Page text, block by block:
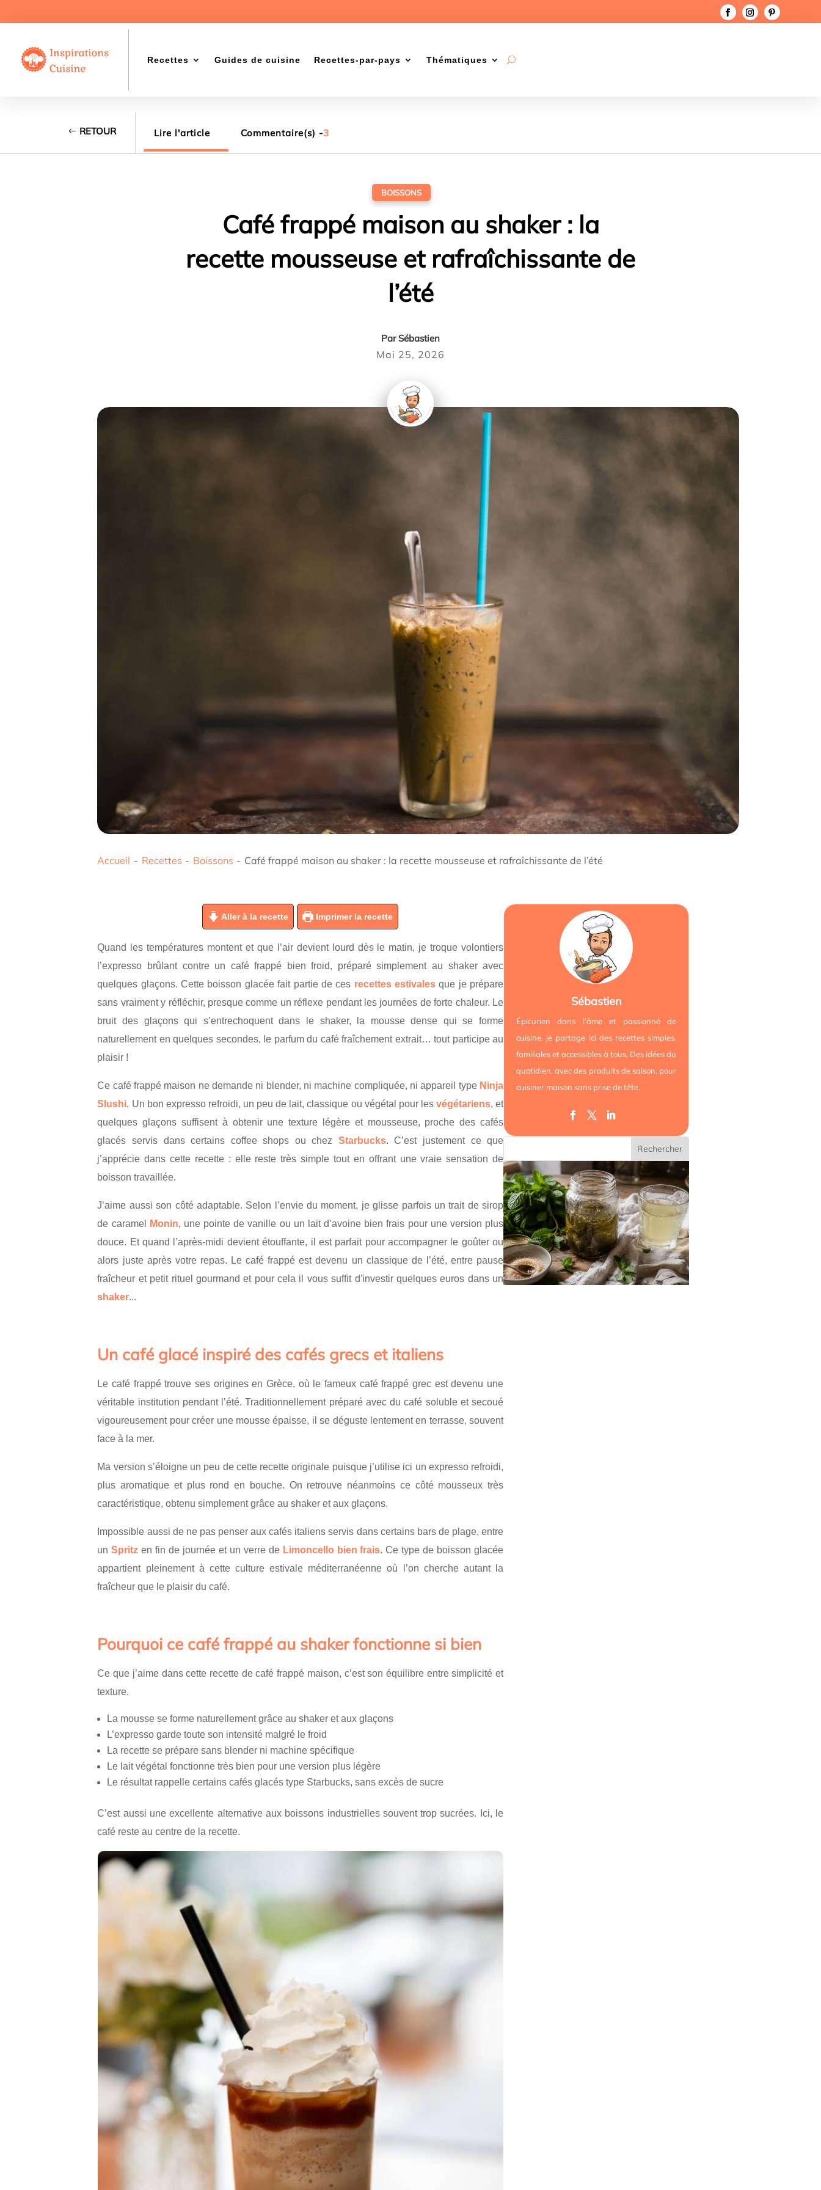
Recettes Guides de cuisine Recettes-par-pays Thématiques
RETOUR Lire l'article Commentaire(s) -3
BOISSONS
Café frappé maison au shaker : la
recette mousseuse et rafraîchissante de
l’été
ParSébastien
Mai 25, 2026
Accueil - Recettes - Boissons - Café frappé maison au shaker : la recette mousseuse et rafraîchissante de l’été
Aller à la recette Imprimer la recette
Quand les températures montent et que l’air devient lourd dès le matin, je troque volontiers
l’expresso brûlant contre un café frappé bien froid, préparé simplement au shaker avec
quelques glaçons. Cette boisson glacée fait partie de ces recettes estivales que je prépare
sans vraiment y réfléchir, presque comme un réflexe pendant les journées de forte chaleur. Le
bruit des glaçons qui s’entrechoquent dans le shaker, la mousse dense qui se forme
naturellement en quelques secondes, le parfum du café fraîchement extrait… tout participe au
plaisir !
Ce café frappé maison ne demande ni blender, ni machine compliquée, ni appareil type Ninja
Slushi. Un bon expresso refroidi, un peu de lait, classique ou végétal pour les végétariens, et
quelques glaçons suffisent à obtenir une texture légère et mousseuse, proche des cafés
glacés servis dans certains coffee shops ou chez Starbucks. C’est justement ce que
j’apprécie dans cette recette : elle reste très simple tout en offrant une vraie sensation de
boisson travaillée.
J’aime aussi son côté adaptable. Selon l’envie du moment, je glisse parfois un trait de sirop
de caramel
Monin, une pointe de vanille ou un lait d’avoine bien frais pour une version plus
douce. Et quand l’après-midi devient étouffante, il est parfait pour accompagner le goûter ou
alors juste après votre repas. Le café frappé est devenu un classique de l’été, entre pause
fraîcheur et petit rituel gourmand et pour cela il vous suffit d'investir quelques euros dans un
shaker...
Un café glacé inspiré des cafés grecs et italiens
Le café frappé trouve ses origines en Grèce, où le fameux café frappé grec est devenu une
véritable institution pendant l’été. Traditionnellement préparé avec du café soluble et secoué
vigoureusement pour créer une mousse épaisse, il se déguste lentement en terrasse, souvent
face à la mer.
Ma version s’éloigne un peu de cette recette originale puisque j’utilise ici un expresso refroidi,
plus aromatique et plus rond en bouche. On retrouve néanmoins ce côté mousseux très
caractéristique, obtenu simplement grâce au shaker et aux glaçons.
Impossible aussi de ne pas penser aux cafés italiens servis dans certains bars de plage, entre
unSpritz en fin de journée et un verre de Limoncello bien frais. Ce type de boisson glacée
appartient pleinement à cette culture estivale méditerranéenne où l’on cherche autant la
fraîcheur que le plaisir du café.
Pourquoi ce café frappé au shaker fonctionne si bien
Ce que j’aime dans cette recette de café frappé maison, c’est son équilibre entre simplicité et
texture.
La mousse se forme naturellement grâce au shaker et aux glaçons
L’expresso garde toute son intensité malgré le froid
La recette se prépare sans blender ni machine spécifique
Le lait végétal fonctionne très bien pour une version plus légère
Le résultat rappelle certains cafés glacés type Starbucks, sans excès de sucre
C’est aussi une excellente alternative aux boissons industrielles souvent trop sucrées. Ici, le
café reste au centre de la recette.
Sébastien
Épicurien dans l’âme et passionné de
cuisine, je partage ici des recettes simples,
familiales et accessibles à tous. Des idées du
quotidien, avec des produits de saison, pour
cuisiner maison sans prise de tête.